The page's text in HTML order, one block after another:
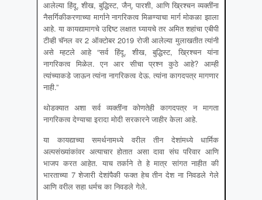
आलेल्या हिंदू, शीख, बुद्धिस्ट, जैन्, पारशी, आणि ख्रिश्चन व्यक्तींना
नैसर्गिकीकरणाच्या मार्गाने नागरिकत्व मिळण्याचा मार्ग मोकळा झाला
आहे. या कायद्यामागचे उद्दिष्ट लक्षात घ्यायचे तर अमित शहांचा एबीपी
टीव्ही चॅनल वर 2 ऑक्टोबर 2019 रोजी आलेल्या मुलाखतीत त्यांनी
असे म्हटले आहे “सर्व हिंदू, शीख, बुद्धिस्ट, ख्रिश्चन यांना
नागरिकत्व मिळेल. एन आर सीचा प्रश्न कुठे आहे? आम्ही
त्यांच्याकडे जाऊन त्यांना नागरिकत्व देऊ. त्यांना कागदपत्र मागणार
नाही.”
थोडक्यात अशा सर्व व्यक्तींना कोणतेही कागदपत्र न मागता
नागरिकत्व देण्याचा इरादा मोदी सरकारने जाहीर केला आहे.
या कायद्याच्या समर्थनामध्ये वरील तीन देशांमध्ये धार्मिक
अल्पसंख्यांकांवर अत्याचार होतात असा दावा संघ परिवार आणि
भाजप करत आहेत. याच तर्काने ते हे मात्र सांगत नाहीत की
भारताच्या 7 शेजारी देशांपैकी फक्त हेच तीन देश ना निवडले गेले
आणि वरील सहा धर्मच का निवडले गेले.